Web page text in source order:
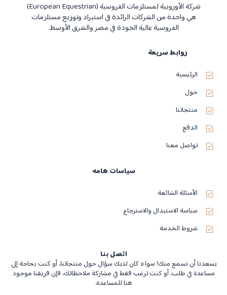
شركة الأوروبية لمستلزمات الفروسية (European Equestrian)
هي واحدة من الشركات الرائدة في استيراد وتوزيع مستلزمات
الفروسية عالية الجودة في مصر والشرق الأوسط.
روابط سريعة
الرئيسية
حول
منتجاتنا
الدفع
تواصل معنا
سياسات هامه
الأسئلة الشائعة
سياسة الاستبدال والاسترجاع
شروط الخدمة
اتصل بنا
يسعدنا أن نسمع منك! سواء كان لديك سؤال حول منتجاتنا، أو كنت بحاجة إلى
مساعدة في طلب، أو كنت ترغب فقط في مشاركة ملاحظاتك، فإن فريقنا موجود
هنا للمساعدة.